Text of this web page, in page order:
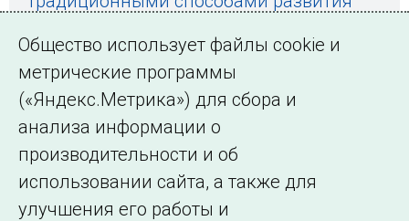
← Все публикации
Подписаться на новости
Общество использует файлы cookie и
метрические программы
(«Яндекс.Метрика») для сбора и
анализа информации о
производительности и об
использовании сайта, а также для
улучшения его работы и